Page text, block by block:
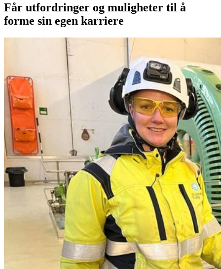
Får utfordringer og muligheter til å
forme sin egen karriere